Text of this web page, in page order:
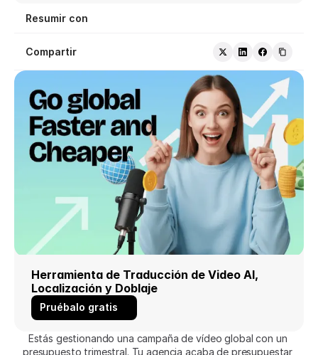
Resumir con
Compartir
Herramienta de Traducción de Video AI,
Localización y Doblaje
Pruébalo gratis
Estás gestionando una campaña de vídeo global con un
presupuesto trimestral. Tu agencia acaba de presupuestar